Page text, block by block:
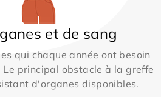
et de sang
qui chaque année ont besoin
principal obstacle à la greffe
d'organes disponibles.